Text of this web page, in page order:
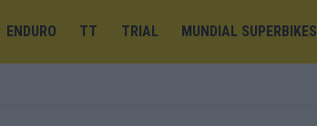
ENDURO TT TRIAL MUNDIAL SUPERBIKES